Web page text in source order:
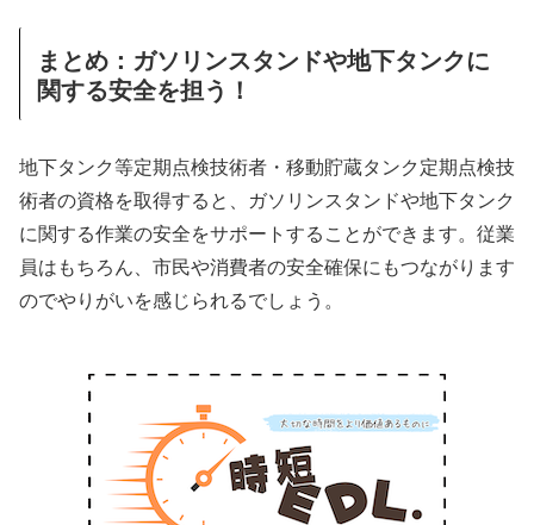
まとめ：ガソリンスタンドや地下タンクに
関する安全を担う！
地下タンク等定期点検技術者・移動貯蔵タンク定期点検技
術者の資格を取得すると、ガソリンスタンドや地下タンク
に関する作業の安全をサポートすることができます。従業
員はもちろん、市民や消費者の安全確保にもつながります
のでやりがいを感じられるでしょう。